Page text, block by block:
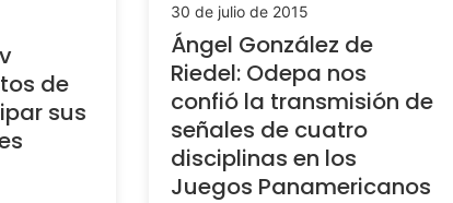
de
sus
30 de julio de 2015
Ángel González de
Riedel: Odepa nos
confió la transmisión de
señales de cuatro
disciplinas en los
Juegos Panamericanos